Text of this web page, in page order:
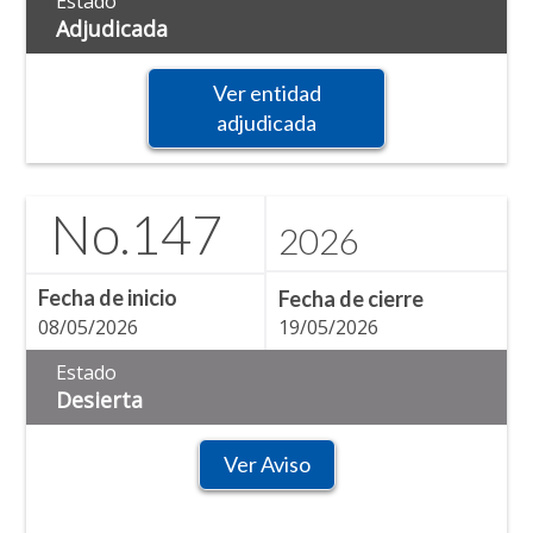
Adjudicada
Ver entidad
adjudicada
No.147 2026
Fecha de inicio
08/05/2026
Fecha de cierre
19/05/2026
Estado
Desierta
Ver Aviso